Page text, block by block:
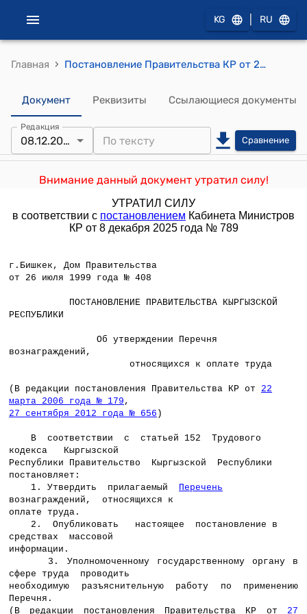
KG RU
Главная › Постановление Правительства КР от 26 июля 1999 года N 408 "Об утверждении Перечня вознаграждений, относящихся к оплате труда"
Документ Реквизиты Ссылающиеся документы
Редакция
08.12.2025 Сравнение
Внимание данный документ утратил силу!